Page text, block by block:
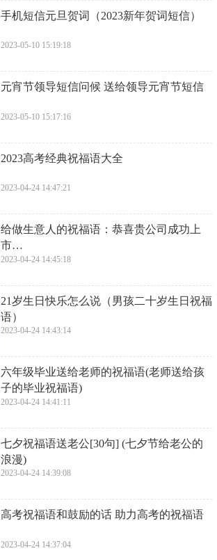
​手机短信元旦贺词（2023新年贺词短信）
2023-05-10 15:19:18
​元宵节领导短信问候 送给领导元宵节短信
2023-05-10 15:17:16
​2023高考经典祝福语大全
2023-04-24 14:47:21
​给做生意人的祝福语：恭喜贵公司成功上
市…
2023-04-24 14:45:18
​21岁生日快乐怎么说（男孩二十岁生日祝福
语）
2023-04-24 14:43:14
​六年级毕业送给老师的祝福语(老师送给孩
子的毕业祝福语)
2023-04-24 14:41:11
​七夕祝福语送老公[30句] (七夕节给老公的
浪漫)
2023-04-24 14:39:08
​高考祝福语和鼓励的话 助力高考的祝福语
2023-04-24 14:37:04